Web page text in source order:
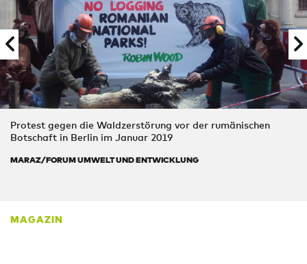
Protest gegen die Waldzerstörung vor der rumänischen
Botschaft in Berlin im Januar 2019
MARAZ/FORUM UMWELT UND ENTWICKLUNG
MAGAZIN